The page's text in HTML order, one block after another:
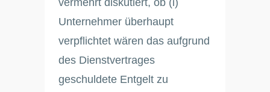
vermehrt diskutiert, ob (i)
Unternehmer überhaupt
verpflichtet wären das aufgrund
des Dienstvertrages
geschuldete Entgelt zu